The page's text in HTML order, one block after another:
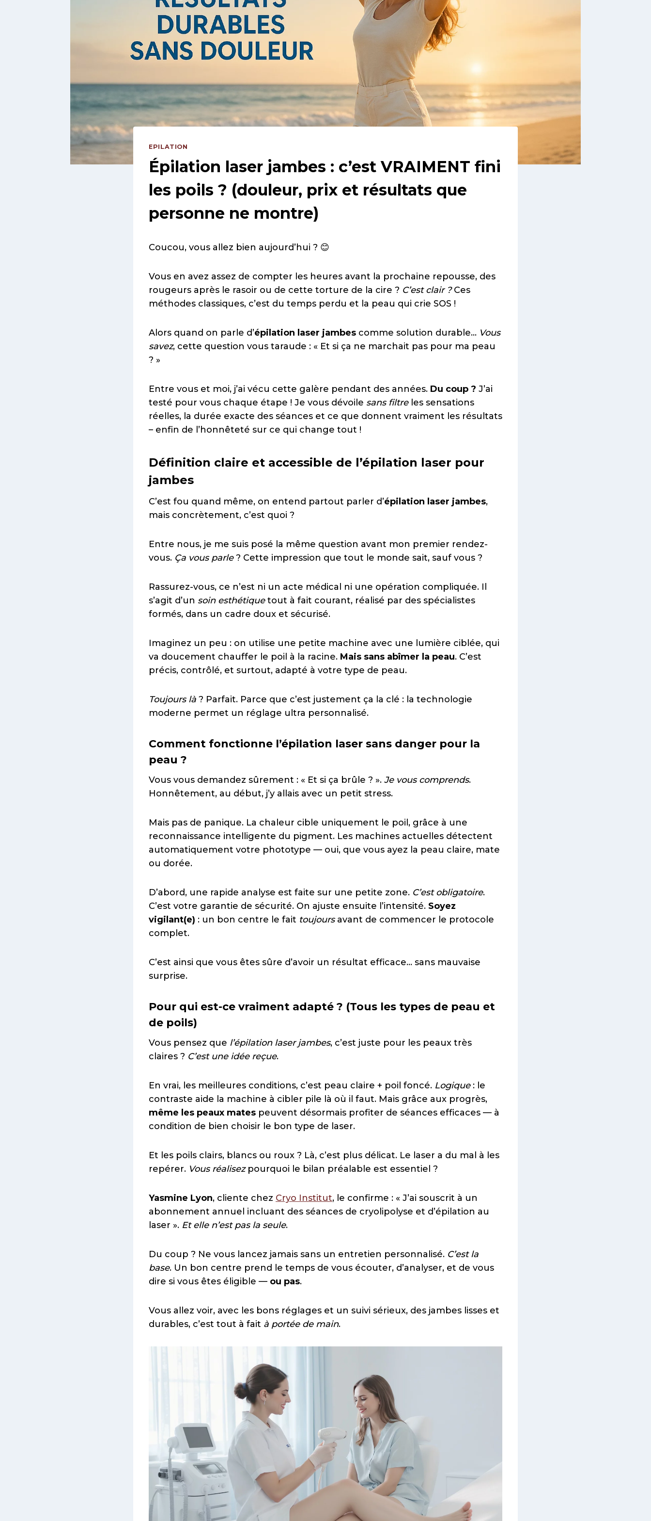
EPILATION
Épilation laser jambes : c’est VRAIMENT fini
les poils ? (douleur, prix et résultats que
personne ne montre)
Coucou, vous allez bien aujourd’hui ? 😊
Vous en avez assez de compter les heures avant la prochaine repousse, des
rougeurs après le rasoir ou de cette torture de la cire ? C’est clair ?Ces
méthodes classiques, c’est du temps perdu et la peau qui crie SOS !
Alors quand on parle d’épilation laser jambes comme solution durable… Vous
savez, cette question vous taraude : « Et si ça ne marchait pas pour ma peau
? »
Entre vous et moi, j’ai vécu cette galère pendant des années. Du coup ? J’ai
testé pour vous chaque étape ! Je vous dévoile sans filtreles sensations
réelles, la durée exacte des séances et ce que donnent vraiment les résultats
– enfin de l’honnêteté sur ce qui change tout !
Définition claire et accessible de l’épilation laser pour
jambes
C’est fou quand même, on entend partout parler d’épilation laser jambes,
mais concrètement, c’est quoi ?
Entre nous, je me suis posé la même question avant mon premier rendez-
vous. Ça vous parle? Cette impression que tout le monde sait, sauf vous ?
Rassurez-vous, ce n’est ni un acte médical ni une opération compliquée. Il
s’agit d’un soin esthétiquetout à fait courant, réalisé par des spécialistes
formés, dans un cadre doux et sécurisé.
Imaginez un peu : on utilise une petite machine avec une lumière ciblée, qui
va doucement chauffer le poil à la racine. Mais sans abîmer la peau. C’est
précis, contrôlé, et surtout, adapté à votre type de peau.
Toujours là ? Parfait. Parce que c’est justement ça la clé : la technologie
moderne permet un réglage ultra personnalisé.
Comment fonctionne l’épilation laser sans danger pour la
peau ?
Vous vous demandez sûrement : « Et si ça brûle ? ». Je vous comprends.
Honnêtement, au début, j’y allais avec un petit stress.
Mais pas de panique. La chaleur cible uniquement le poil, grâce à une
reconnaissance intelligente du pigment. Les machines actuelles détectent
automatiquement votre phototype — oui, que vous ayez la peau claire, mate
ou dorée.
D’abord, une rapide analyse est faite sur une petite zone. C’est obligatoire.
C’est votre garantie de sécurité. On ajuste ensuite l’intensité. Soyez
vigilant(e) : un bon centre le fait toujoursavant de commencer le protocole
complet.
C’est ainsi que vous êtes sûre d’avoir un résultat efficace… sans mauvaise
surprise.
Pour qui est-ce vraiment adapté ? (Tous les types de peau et
de poils)
Vous pensez que l’épilation laser jambes, c’est juste pour les peaux très
claires ? C’est une idée reçue.
En vrai, les meilleures conditions, c’est peau claire + poil foncé. Logique: le
contraste aide la machine à cibler pile là où il faut. Mais grâce aux progrès,
même les peaux mates peuvent désormais profiter de séances efficaces — à
condition de bien choisir le bon type de laser.
Et les poils clairs, blancs ou roux ? Là, c’est plus délicat. Le laser a du mal à les
repérer. Vous réalisezpourquoi le bilan préalable est essentiel ?
Yasmine Lyon, cliente chez Cryo Institut, le confirme : « J’ai souscrit à un
abonnement annuel incluant des séances de cryolipolyse et d’épilation au
laser ». Et elle n’est pas la seule.
Du coup ? Ne vous lancez jamais sans un entretien personnalisé. C’est la
base. Un bon centre prend le temps de vous écouter, d’analyser, et de vous
dire si vous êtes éligible — ou pas.
Vous allez voir, avec les bons réglages et un suivi sérieux, des jambes lisses et
durables, c’est tout à fait à portée de main.